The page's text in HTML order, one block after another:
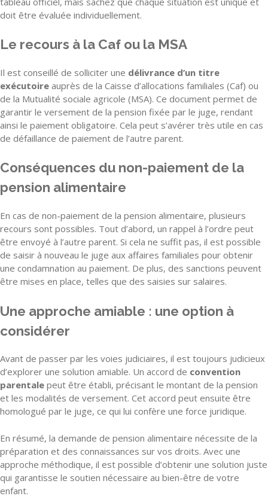
doit être évaluée individuellement.
Le recours à la Caf ou la MSA
Il est conseillé de solliciter une délivrance d’un titre
exécutoire auprès de la Caisse d’allocations familiales (Caf) ou
de la Mutualité sociale agricole (MSA). Ce document permet de
garantir le versement de la pension fixée par le juge, rendant
ainsi le paiement obligatoire. Cela peut s’avérer très utile en cas
de défaillance de paiement de l’autre parent.
Conséquences du non-paiement de la
pension alimentaire
En cas de non-paiement de la pension alimentaire, plusieurs
recours sont possibles. Tout d’abord, un rappel à l’ordre peut
être envoyé à l’autre parent. Si cela ne suffit pas, il est possible
de saisir à nouveau le juge aux affaires familiales pour obtenir
une condamnation au paiement. De plus, des sanctions peuvent
être mises en place, telles que des saisies sur salaires.
Une approche amiable : une option à
considérer
Avant de passer par les voies judiciaires, il est toujours judicieux
d’explorer une solution amiable. Un accord de convention
parentale peut être établi, précisant le montant de la pension
et les modalités de versement. Cet accord peut ensuite être
homologué par le juge, ce qui lui confère une force juridique.
En résumé, la demande de pension alimentaire nécessite de la
préparation et des connaissances sur vos droits. Avec une
approche méthodique, il est possible d’obtenir une solution juste
qui garantisse le soutien nécessaire au bien-être de votre
enfant.